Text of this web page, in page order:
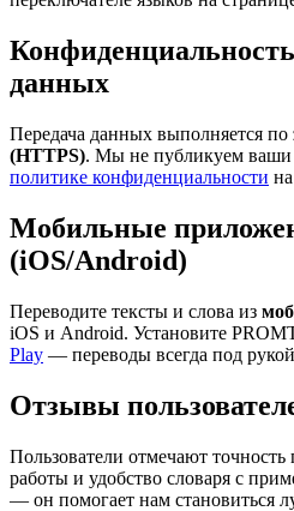
данных
Передача данных выполняется по
(HTTPS). Мы не публикуем
политике конфиденциальности
Мобильные
(iOS/Android)
Переводите тексты и слова из
iOS и Android. Установите
Play — переводы всегда под
Отзывы
Пользователи отмечают
работы и удобство словаря с
— он помогает нам становиться